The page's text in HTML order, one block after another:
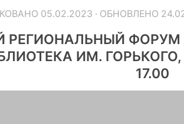
05.02.2023 · ОБНОВЛЕНО
РЕГИОНАЛЬНЫЙ ФОРУМ
ИМ.
17.00